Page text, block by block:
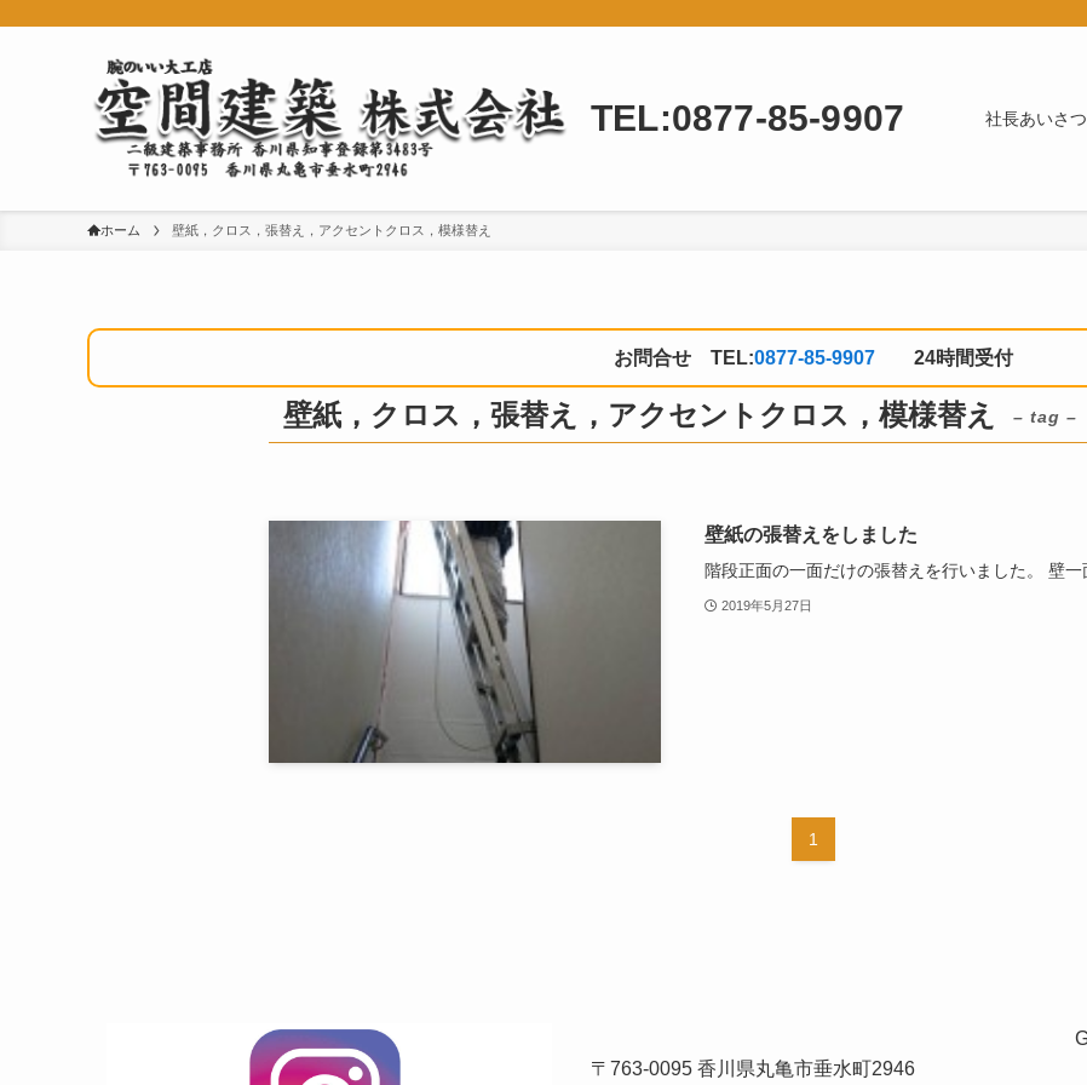
TEL:0877-85-9907 社長あいさつ
ホーム 壁紙，クロス，張替え，アクセントクロス，模様替え
お問合せ TEL:0877-85-9907 24時間受付
壁紙，クロス，張替え，アクセントクロス，模様替え – tag –
壁紙の張替えをしました
階段正面の一面だけの張替えを行いました。 壁一
2019年5月27日
1
〒763-0095 香川県丸亀市垂水町2946